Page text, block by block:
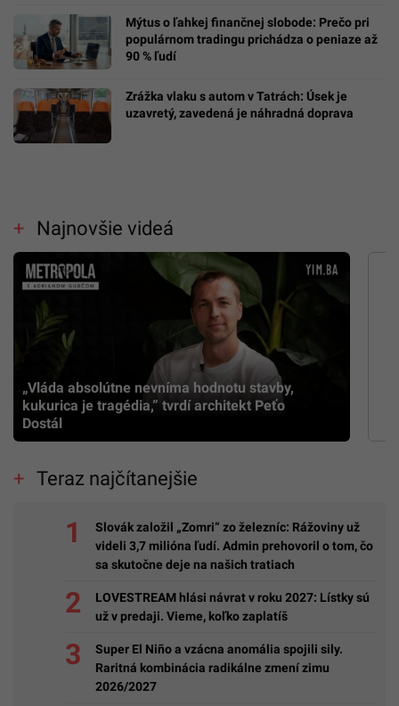
Mýtus o ľahkej finančnej slobode: Prečo pri
populárnom tradingu prichádza o peniaze až
90 % ľudí
Zrážka vlaku s autom v Tatrách: Úsek je
uzavretý, zavedená je náhradná doprava
Najnovšie videá
„Vláda absolútne nevníma hodnotu stavby,
kukurica je tragédia,” tvrdí architekt Peťo
Dostál
Teraz najčítanejšie
Slovák založil „Zomri“ zo železníc: Rážoviny už
videli 3,7 milióna ľudí. Admin prehovoril o tom, čo
sa skutočne deje na našich tratiach
LOVESTREAM hlási návrat v roku 2027: Lístky sú
už v predaji. Vieme, koľko zaplatíš
Super El Niño a vzácna anomália spojili sily.
Raritná kombinácia radikálne zmení zimu
2026/2027